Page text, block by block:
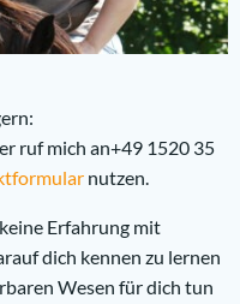
ruf mich an+49 1520 35
nutzen.
Erfahrung mit
dich kennen zu lernen
Wesen für dich tun